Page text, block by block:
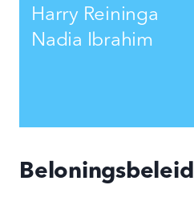
Harry Reininga
Nadia Ibrahim
Beloningsbeleid